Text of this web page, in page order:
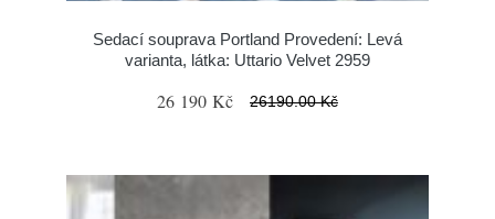
Sedací souprava Portland Provedení: Levá
varianta, látka: Uttario Velvet 2959
26 190 Kč 26190.00 Kč